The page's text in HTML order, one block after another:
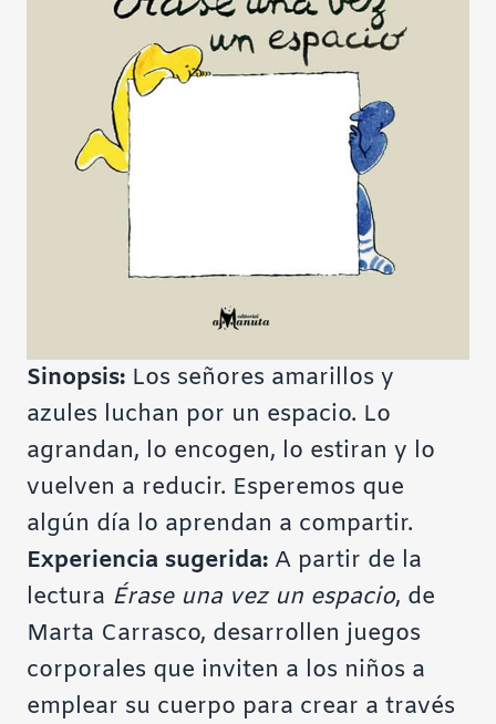
Sinopsis: Los señores amarillos y
azules luchan por un espacio. Lo
agrandan, lo encogen, lo estiran y lo
vuelven a reducir. Esperemos que
algún día lo aprendan a compartir.
Experiencia sugerida: A partir de la
lectura Érase una vez un espacio, de
Marta Carrasco, desarrollen juegos
corporales que inviten a los niños a
emplear su cuerpo para crear a través